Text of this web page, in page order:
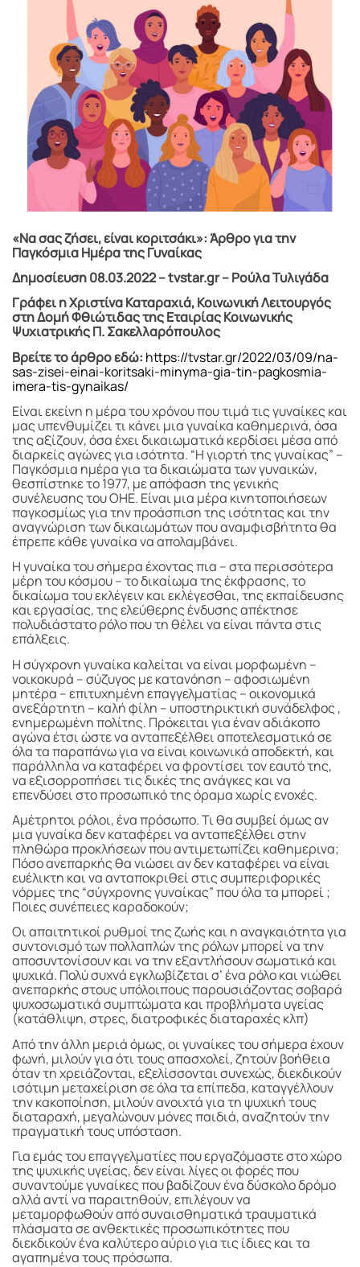
«Να σας ζήσει, είναι κοριτσάκι»: Άρθρο για την
Παγκόσμια Ημέρα της Γυναίκας
Δημοσίευση 08.03.2022 – tvstar.gr – Ρούλα Τυλιγάδα
Γράφει η Χριστίνα Καταραχιά, Κοινωνική Λειτουργός
στη Δομή Φθιώτιδας της Εταιρίας Κοινωνικής
Ψυχιατρικής Π. Σακελλαρόπουλος
Βρείτε το άρθρο εδώ: https://tvstar.gr/2022/03/09/na-
sas-zisei-einai-koritsaki-minyma-gia-tin-pagkosmia-
imera-tis-gynaikas/
Είναι εκείνη η μέρα του χρόνου που τιμά τις γυναίκες και
μας υπενθυμίζει τι κάνει μια γυναίκα καθημερινά, όσα
της αξίζουν, όσα έχει δικαιωματικά κερδίσει μέσα από
διαρκείς αγώνες για ισότητα. “Η γιορτή της γυναίκας” –
Παγκόσμια ημέρα για τα δικαιώματα των γυναικών,
θεσπίστηκε το 1977, με απόφαση της γενικής
συνέλευσης του ΟΗΕ. Είναι μια μέρα κινητοποιήσεων
παγκοσμίως για την προάσπιση της ισότητας και την
αναγνώριση των δικαιωμάτων που αναμφισβήτητα θα
έπρεπε κάθε γυναίκα να απολαμβάνει.
Η γυναίκα του σήμερα έχοντας πια – στα περισσότερα
μέρη του κόσμου – το δικαίωμα της έκφρασης, το
δικαίωμα του εκλέγειν και εκλέγεσθαι, της εκπαίδευσης
και εργασίας, της ελεύθερης ένδυσης απέκτησε
πολυδιάστατο ρόλο που τη θέλει να είναι πάντα στις
επάλξεις.
Η σύγχρονη γυναίκα καλείται να είναι μορφωμένη –
νοικοκυρά – σύζυγος με κατανόηση – αφοσιωμένη
μητέρα – επιτυχημένη επαγγελματίας – οικονομικά
ανεξάρτητη – καλή φίλη – υποστηρικτική συνάδελφος ,
ενημερωμένη πολίτης. Πρόκειται για έναν αδιάκοπο
αγώνα έτσι ώστε να ανταπεξέλθει αποτελεσματικά σε
όλα τα παραπάνω για να είναι κοινωνικά αποδεκτή, και
παράλληλα να καταφέρει να φροντίσει τον εαυτό της,
να εξισορροπήσει τις δικές της ανάγκες και να
επενδύσει στο προσωπικό της όραμα χωρίς ενοχές.
Αμέτρητοι ρόλοι, ένα πρόσωπο. Τι θα συμβεί όμως αν
μια γυναίκα δεν καταφέρει να ανταπεξέλθει στην
πληθώρα προκλήσεων που αντιμετωπίζει καθημερινα;
Πόσο ανεπαρκής θα νιώσει αν δεν καταφέρει να είναι
ευέλικτη και να ανταποκριθεί στις συμπεριφορικές
νόρμες της “σύγχρονης γυναίκας” που όλα τα μπορεί ;
Ποιες συνέπειες καραδοκούν;
Οι απαιτητικοί ρυθμοί της ζωής και η αναγκαιότητα για
συντονισμό των πολλαπλών της ρόλων μπορεί να την
αποσυντονίσουν και να την εξαντλήσουν σωματικά και
ψυχικά. Πολύ συχνά εγκλωβίζεται σ’ ένα ρόλο και νιώθει
ανεπαρκής στους υπόλοιπους παρουσιάζοντας σοβαρά
ψυχοσωματικά συμπτώματα και προβλήματα υγείας
(κατάθλιψη, στρες, διατροφικές διαταραχές κλπ)
Από την άλλη μεριά όμως, οι γυναίκες του σήμερα έχουν
φωνή, μιλούν για ότι τους απασχολεί, ζητούν βοήθεια
όταν τη χρειάζονται, εξελίσσονται συνεχώς, διεκδικούν
ισότιμη μεταχείριση σε όλα τα επίπεδα, καταγγέλλουν
την κακοποίηση, μιλούν ανοιχτά για τη ψυχική τους
διαταραχή, μεγαλώνουν μόνες παιδιά, αναζητούν την
πραγματική τους υπόσταση.
Για εμάς του επαγγελματίες που εργαζόμαστε στο χώρο
της ψυχικής υγείας, δεν είναι λίγες οι φορές που
συναντούμε γυναίκες που βαδίζουν ένα δύσκολο δρόμο
αλλά αντί να παραιτηθούν, επιλέγουν να
μεταμορφωθούν από συναισθηματικά τραυματικά
πλάσματα σε ανθεκτικές προσωπικότητες που
διεκδικούν ένα καλύτερο αύριο για τις ίδιες και τα
αγαπημένα τους πρόσωπα.